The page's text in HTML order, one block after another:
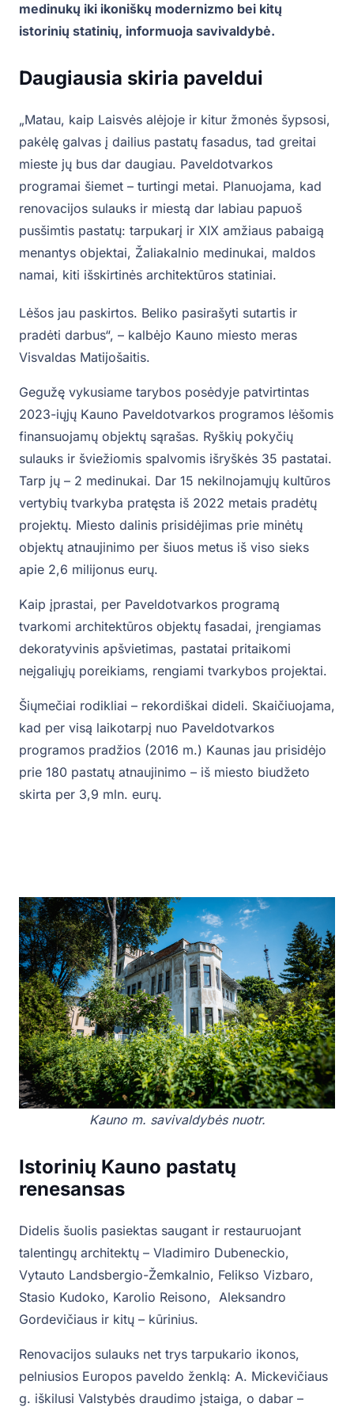
medinukų iki ikoniškų modernizmo bei kitų
istorinių statinių, informuoja savivaldybė.
Daugiausia skiria paveldui
„Matau, kaip Laisvės alėjoje ir kitur žmonės šypsosi,
pakėlę galvas į dailius pastatų fasadus, tad greitai
mieste jų bus dar daugiau. Paveldotvarkos
programai šiemet – turtingi metai. Planuojama, kad
renovacijos sulauks ir miestą dar labiau papuoš
pusšimtis pastatų: tarpukarį ir XIX amžiaus pabaigą
menantys objektai, Žaliakalnio medinukai, maldos
namai, kiti išskirtinės architektūros statiniai.
Lėšos jau paskirtos. Beliko pasirašyti sutartis ir
pradėti darbus“, – kalbėjo Kauno miesto meras
Visvaldas Matijošaitis.
Gegužę vykusiame tarybos posėdyje patvirtintas
2023-iųjų Kauno Paveldotvarkos programos lėšomis
finansuojamų objektų sąrašas. Ryškių pokyčių
sulauks ir šviežiomis spalvomis išryškės 35 pastatai.
Tarp jų – 2 medinukai. Dar 15 nekilnojamųjų kultūros
vertybių tvarkyba pratęsta iš 2022 metais pradėtų
projektų. Miesto dalinis prisidėjimas prie minėtų
objektų atnaujinimo per šiuos metus iš viso sieks
apie 2,6 milijonus eurų.
Kaip įprastai, per Paveldotvarkos programą
tvarkomi architektūros objektų fasadai, įrengiamas
dekoratyvinis apšvietimas, pastatai pritaikomi
neįgaliųjų poreikiams, rengiami tvarkybos projektai.
Šiųmečiai rodikliai – rekordiškai dideli. Skaičiuojama,
kad per visą laikotarpį nuo Paveldotvarkos
programos pradžios (2016 m.) Kaunas jau prisidėjo
prie 180 pastatų atnaujinimo – iš miesto biudžeto
skirta per 3,9 mln. eurų.
Kauno m. savivaldybės nuotr.
Istorinių Kauno pastatų
renesansas
Didelis šuolis pasiektas saugant ir restauruojant
talentingų architektų – Vladimiro Dubeneckio,
Vytauto Landsbergio-Žemkalnio, Felikso Vizbaro,
Stasio Kudoko, Karolio Reisono, Aleksandro
Gordevičiaus ir kitų – kūrinius.
Renovacijos sulauks net trys tarpukario ikonos,
pelniusios Europos paveldo ženklą: A. Mickevičiaus
g. iškilusi Valstybės draudimo įstaiga, o dabar –